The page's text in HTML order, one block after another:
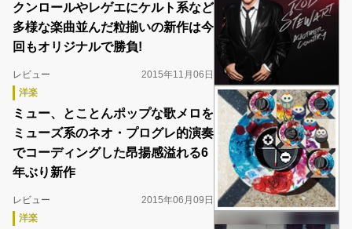
クンロールやレゲエにケルト系など
多様な楽曲並んだ粒揃いの新作は今
回もオリジナルで勝負!
レビュー
2015年11月06日
洋楽
ミュー、とことんポップな歌メロを
ミューズ系のネオ・プログレ的演奏
でコーディングした昂揚感溢れる6
年ぶり新作
レビュー
2015年06月09日
洋楽